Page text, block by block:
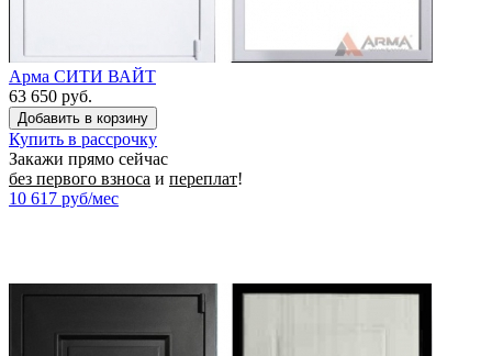
Арма СИТИ ВАЙТ
63 650 руб.
Купить в рассрочку
Закажи прямо сейчас
без первого взноса и переплат!
10 617 руб/мес